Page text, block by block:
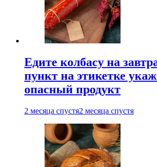
Едите колбасу на
пункт на этикетке
опасный продукт
2 месяца спустя2 месяца спустя